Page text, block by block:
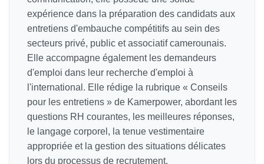
expérience dans la préparation des candidats aux
entretiens d'embauche compétitifs au sein des
secteurs privé, public et associatif camerounais.
Elle accompagne également les demandeurs
d'emploi dans leur recherche d'emploi à
l'international. Elle rédige la rubrique « Conseils
pour les entretiens » de Kamerpower, abordant les
questions RH courantes, les meilleures réponses,
le langage corporel, la tenue vestimentaire
appropriée et la gestion des situations délicates
lors du processus de recrutement.